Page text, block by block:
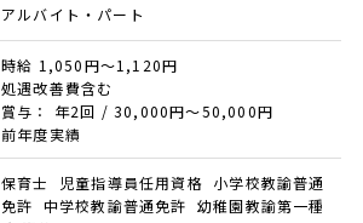
アルバイト・パート
時給 1,050円～1,120円
処遇改善費含む
賞与： 年2回 / 30,000円〜50,000円
前年度実績
保育士 児童指導員任用資格 小学校教諭普通
免許 中学校教諭普通免許 幼稚園教諭第一種